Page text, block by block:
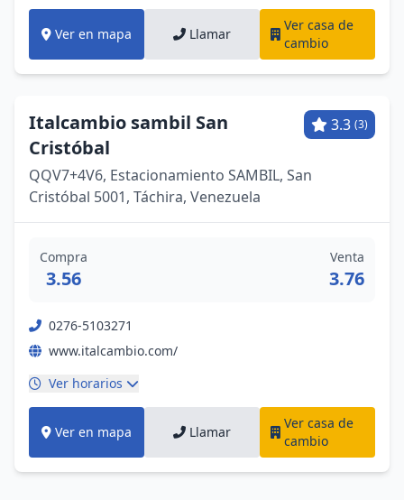
Ver en mapa Llamar
Ver casa de
cambio
Italcambio sambil San
Cristóbal
3.3 (3)
QQV7+4V6, Estacionamiento SAMBIL, San
Cristóbal 5001, Táchira, Venezuela
Compra
3.56
Venta
3.76
0276-5103271
www.italcambio.com/
Ver horarios
Ver en mapa Llamar
Ver casa de
cambio